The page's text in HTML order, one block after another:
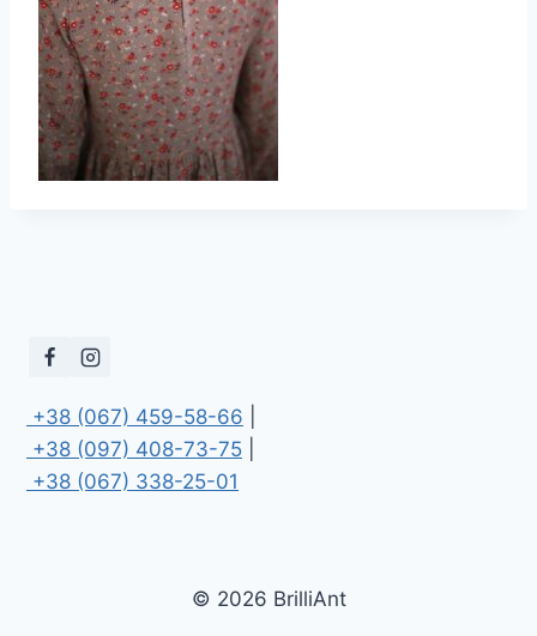
+38 (067) 459-58-66
+38 (097) 408-73-75
+38 (067) 338-25-01
© 2026 BrilliAnt